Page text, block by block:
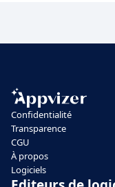
Confidentialité
Transparence
CGU
À propos
Logiciels